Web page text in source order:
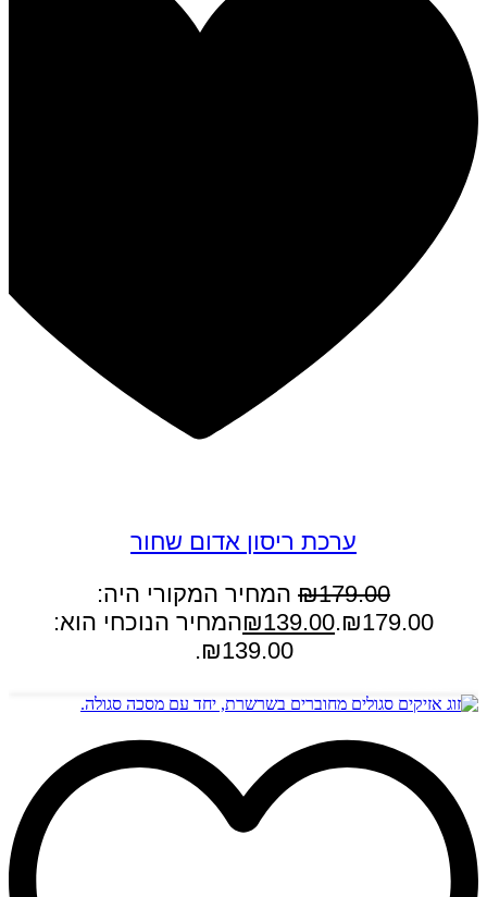
ערכת ריסון אדום שחור
₪179.00
המחיר המקורי היה:
₪179.00.
₪139.00
המחיר הנוכחי הוא:
₪139.00.